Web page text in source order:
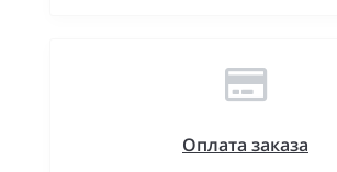
Оплата заказа